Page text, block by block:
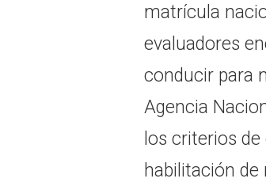
matrícula
evaluadores
conducir para
Agencia
los criterios
habilitación